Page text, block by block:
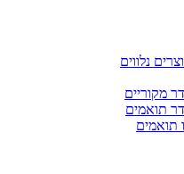
נלווים
מקוריים
תואמים
תואמים